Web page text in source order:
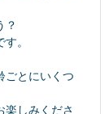
？
。
ごとにいくつ
楽しみくださ